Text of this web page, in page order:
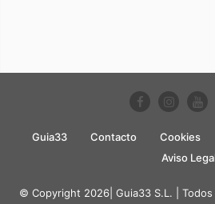
Guia33 Contacto Cookies
Aviso
© Copyright 2026| Guia33 S.L. |